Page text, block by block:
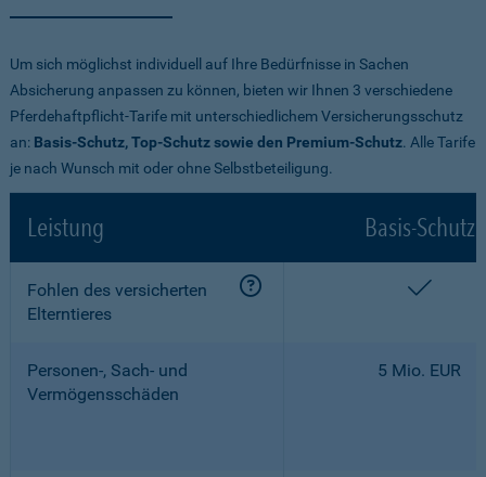
Um sich möglichst individuell auf Ihre Bedürfnisse in Sachen
Absicherung anpassen zu können, bieten wir Ihnen 3 verschiedene
Pferdehaftpflicht-Tarife mit unterschiedlichem Versicherungsschutz
an: Basis-Schutz, Top-Schutz sowie den Premium-Schutz. Alle Tarife
je nach Wunsch mit oder ohne Selbstbeteiligung.
Leistung Basis-Schutz
Fohlen des versicherten
Elterntieres
Personen-, Sach- und
Vermögensschäden
5 Mio. EUR